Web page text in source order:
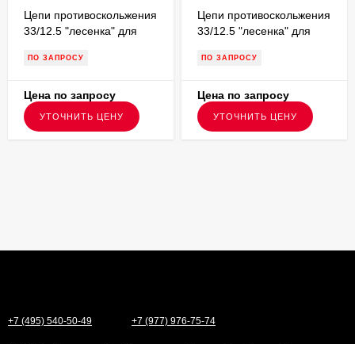
Цепи противоскольжения
33/12.5 "лесенка" для
ПО ЗАПРОСУ
Цена по запросу
УТОЧНИТЬ ЦЕНУ
Цепи противоскольжения
33/12.5 "лесенка" для
ПО ЗАПРОСУ
Цена по запросу
УТОЧНИТЬ ЦЕНУ
+7 (495) 540-50-49 +7 (977) 976-75-74